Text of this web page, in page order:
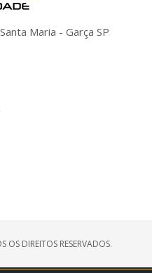
Maria - Garça SP
OS DIREITOS RESERVADOS.